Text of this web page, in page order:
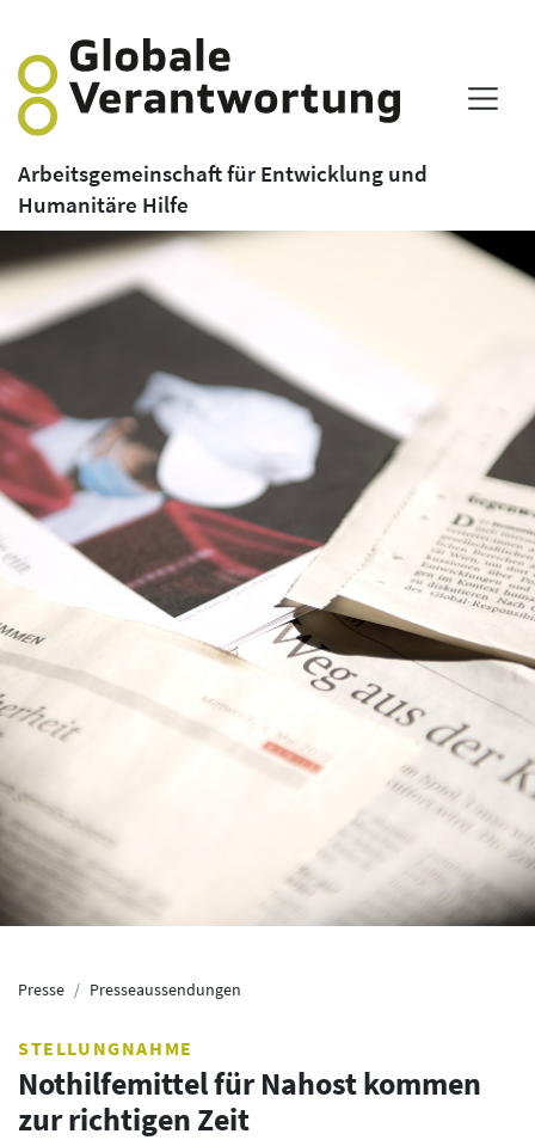
Arbeitsgemeinschaft für Entwicklung und
Humanitäre Hilfe
Presse Presseaussendungen
STELLUNGNAHME
Nothilfemittel für Nahost kommen
zur richtigen Zeit